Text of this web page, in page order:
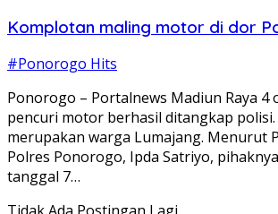
Komplotan maling motor di dor
#Ponorogo Hits
Ponorogo – Portalnews Madiun Raya
pencuri motor berhasil ditangkap polisi.
merupakan warga Lumajang. Menurut
Polres Ponorogo, Ipda Satriyo,
tanggal 7…